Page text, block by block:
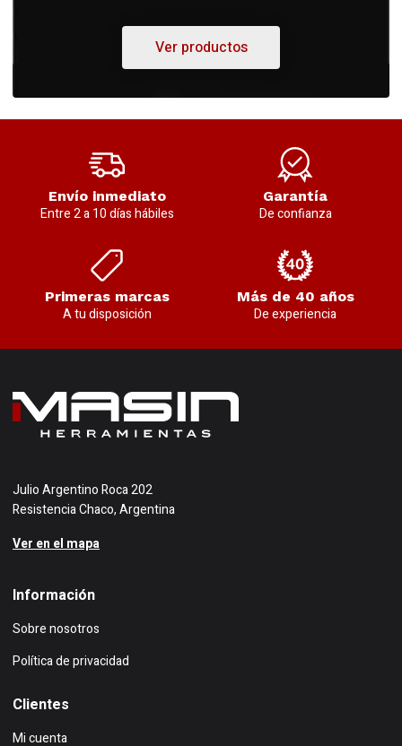
Ver productos
Envío inmediato
Entre 2 a 10 días hábiles
Garantía
De confianza
Primeras marcas
A tu disposición
Más de 40 años
De experiencia
Julio Argentino Roca 202
Resistencia Chaco, Argentina
Ver en el mapa
Información
Sobre nosotros
Política de privacidad
Clientes
Mi cuenta